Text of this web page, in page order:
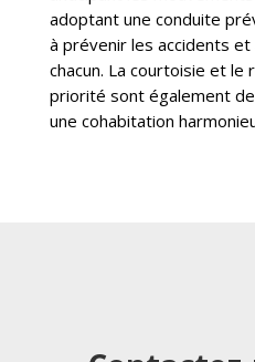
adoptant une conduite
à prévenir les accidents
chacun. La courtoisie et
priorité sont également
une cohabitation